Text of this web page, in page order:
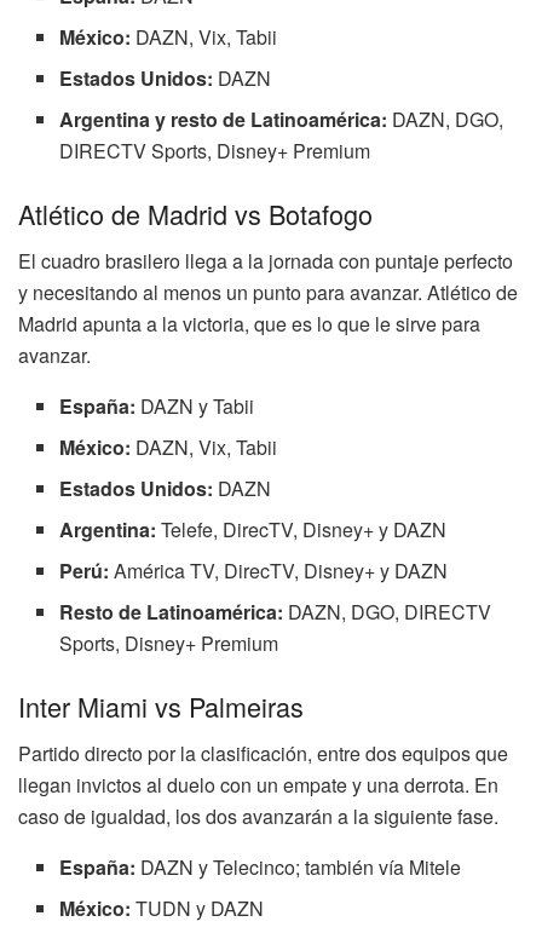
México: DAZN, Vix, Tabii
Estados Unidos: DAZN
Argentina y resto de Latinoamérica: DAZN, DGO,
DIRECTV Sports, Disney+ Premium
Atlético de Madrid vs Botafogo
El cuadro brasilero llega a la jornada con puntaje perfecto
y necesitando al menos un punto para avanzar. Atlético de
Madrid apunta a la victoria, que es lo que le sirve para
avanzar.
España: DAZN y Tabii
México: DAZN, Vix, Tabii
Estados Unidos: DAZN
Argentina: Telefe, DirecTV, Disney+ y DAZN
Perú: América TV, DirecTV, Disney+ y DAZN
Resto de Latinoamérica: DAZN, DGO, DIRECTV
Sports, Disney+ Premium
Inter Miami vs Palmeiras
Partido directo por la clasificación, entre dos equipos que
llegan invictos al duelo con un empate y una derrota. En
caso de igualdad, los dos avanzarán a la siguiente fase.
España: DAZN y Telecinco; también vía Mitele
México: TUDN y DAZN